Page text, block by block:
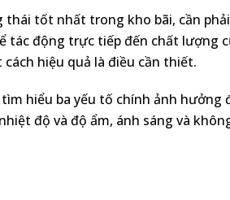
tốt nhất trong kho bãi, cần
tác động trực tiếp đến chất lượng
hiệu quả là điều cần thiết.
hiểu ba yếu tố chính ảnh hưởng
độ và độ ẩm, ánh sáng và